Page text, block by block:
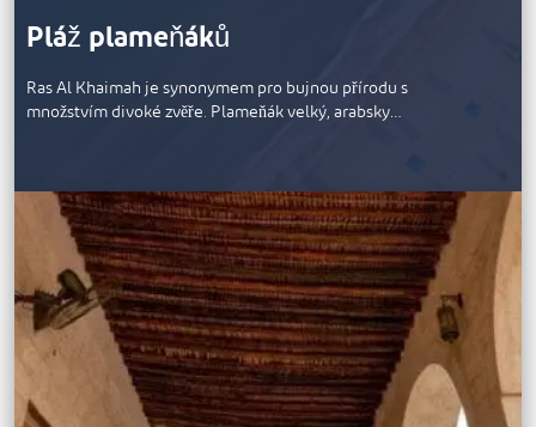
Pláž plameňáků
Ras Al Khaimah je synonymem pro bujnou přírodu s
množstvím divoké zvěře. Plameňák velký, arabsky…